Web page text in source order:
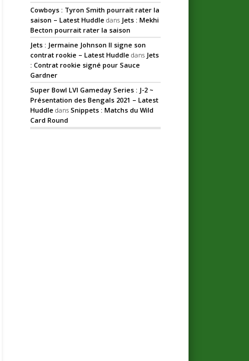
Cowboys : Tyron Smith pourrait rater la
saison – Latest Huddle dans Jets : Mekhi
Becton pourrait rater la saison
Jets : Jermaine Johnson II signe son
contrat rookie – Latest Huddle dans Jets
: Contrat rookie signé pour Sauce
Gardner
Super Bowl LVI Gameday Series : J-2 ~
Présentation des Bengals 2021 – Latest
Huddle dansSnippets : Matchs du Wild
Card Round